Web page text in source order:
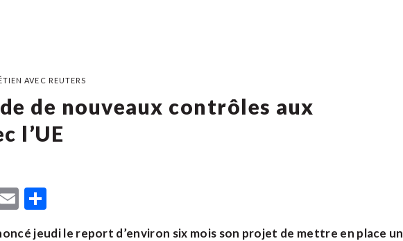
AVEC REUTERS
de nouveaux contrôles aux
l’UE
Email
jeudi le report d’environ six mois son projet de mettre en place